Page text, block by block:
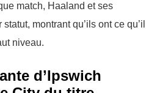
match, Haaland et ses
montrant qu’ils ont ce qu’il
niveau.
d’Ipswich